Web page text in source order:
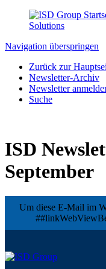
Navigation überspringen
Zurück zur
Newsletter-Archiv
Newsletter
Suche
ISD
September
Um diese E-Mail im